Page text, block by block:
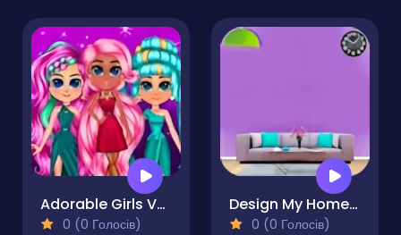
Adorable Girls Valentino Fashion
0 (0 Голосів)
Design My Home Makeover
0 (0 Голосів)